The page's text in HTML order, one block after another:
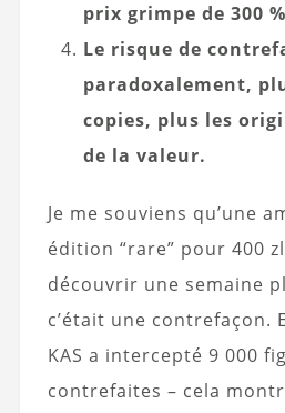
prix grimpe de 300
Le risque de
paradoxalement,
copies, plus les
de la valeur.
Je me souviens qu’une
édition “rare” pour 400
découvrir une semaine
c’était une contrefaçon.
KAS a intercepté 9 000
contrefaites – cela